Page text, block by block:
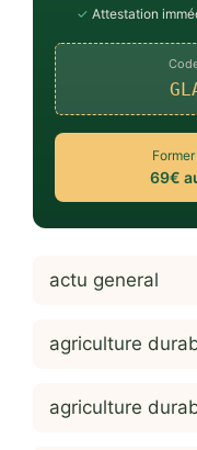
✓ Attestation
69€
actu general
agriculture
agriculture